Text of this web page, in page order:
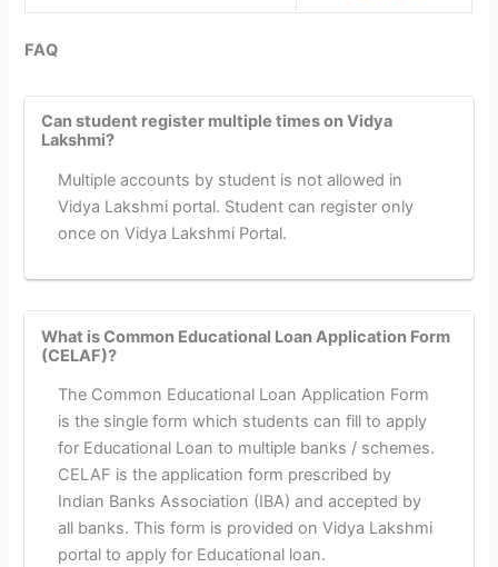
FAQ
Can student register multiple times on Vidya
Lakshmi?
Multiple accounts by student is not allowed in
Vidya Lakshmi portal. Student can register only
once on Vidya Lakshmi Portal.
What is Common Educational Loan Application Form
(CELAF)?
The Common Educational Loan Application Form
is the single form which students can fill to apply
for Educational Loan to multiple banks / schemes.
CELAF is the application form prescribed by
Indian Banks Association (IBA) and accepted by
all banks. This form is provided on Vidya Lakshmi
portal to apply for Educational loan.